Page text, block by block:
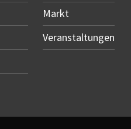
Markt
Veranstaltungen